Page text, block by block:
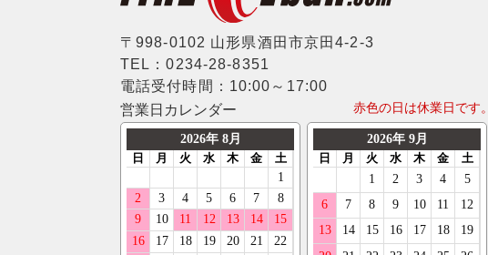
〒998-0102 山形県酒田市京田4-2-3
TEL：0234-28-8351
電話受付時間：10:00～17:00
営業日カレンダー
赤色の日は休業日です。